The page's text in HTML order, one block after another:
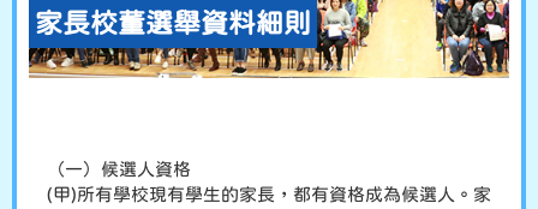
家長校董選舉資料細則
（一）候選人資格
(甲)所有學校現有學生的家長，都有資格成為候選人。家